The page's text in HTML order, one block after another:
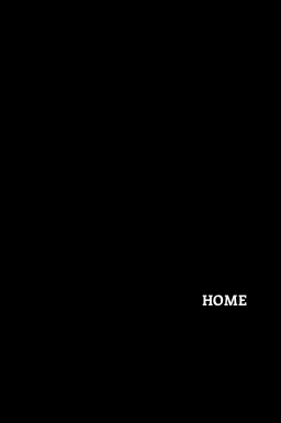
HOME